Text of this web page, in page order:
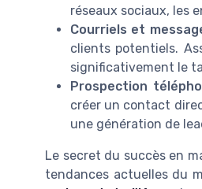
réseaux sociaux, les
Courriels et
clients potentiels.
significativement le
Prospection
créer un contact
une génération de
Le secret du succès en
tendances actuelles du